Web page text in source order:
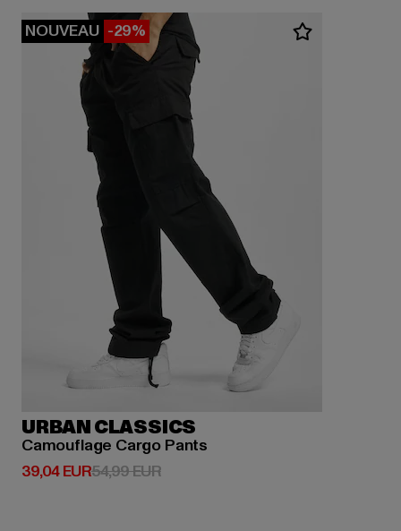
NOUVEAU -29%
URBAN CLASSICS
Camouflage Cargo Pants
39,04 EUR
Prix courant: 39,04 EUR
54,99 EURPrix en promotion: 54,99 EUR